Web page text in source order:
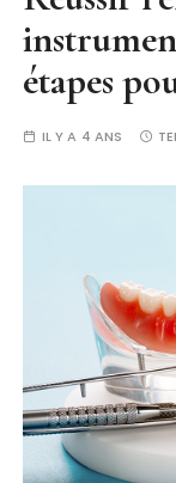
étapes
IL Y A 4 ANS